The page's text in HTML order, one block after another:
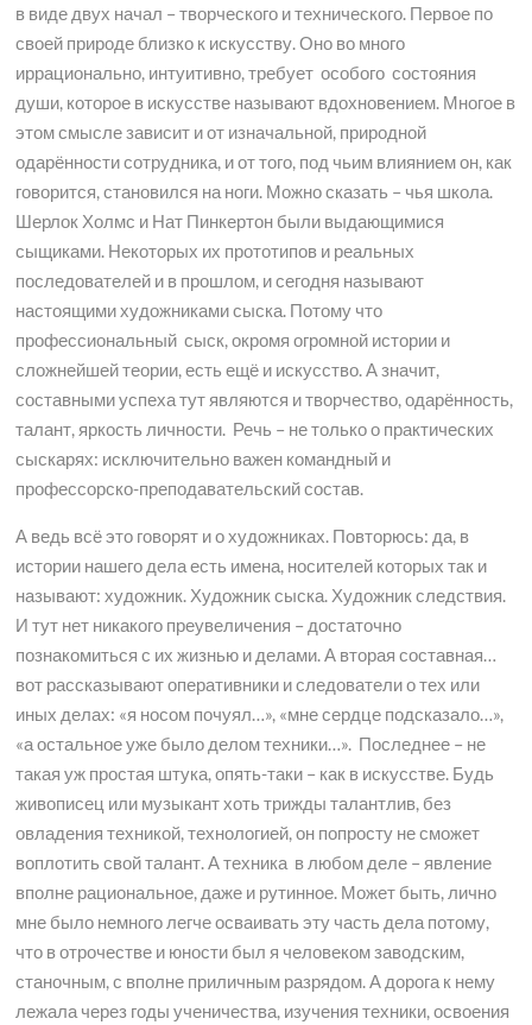
в виде двух начал – творческого и технического. Первое по
своей природе близко к искусству. Оно во много
иррационально, интуитивно, требует особого состояния
души, которое в искусстве называют вдохновением. Многое в
этом смысле зависит и от изначальной, природной
одарённости сотрудника, и от того, под чьим влиянием он, как
говорится, становился на ноги. Можно сказать – чья школа.
Шерлок Холмс и Нат Пинкертон были выдающимися
сыщиками. Некоторых их прототипов и реальных
последователей и в прошлом, и сегодня называют
настоящими художниками сыска. Потому что
профессиональный сыск, окромя огромной истории и
сложнейшей теории, есть ещё и искусство. А значит,
составными успеха тут являются и творчество, одарённость,
талант, яркость личности. Речь – не только о практических
сыскарях: исключительно важен командный и
профессорско-преподавательский состав.
А ведь всё это говорят и о художниках. Повторюсь: да, в
истории нашего дела есть имена, носителей которых так и
называют: художник. Художник сыска. Художник следствия.
И тут нет никакого преувеличения – достаточно
познакомиться с их жизнью и делами. А вторая составная…
вот рассказывают оперативники и следователи о тех или
иных делах: «я носом почуял…», «мне сердце подсказало…»,
«а остальное уже было делом техники…». Последнее – не
такая уж простая штука, опять-таки – как в искусстве. Будь
живописец или музыкант хоть трижды талантлив, без
овладения техникой, технологией, он попросту не сможет
воплотить свой талант. А техника в любом деле – явление
вполне рациональное, даже и рутинное. Может быть, лично
мне было немного легче осваивать эту часть дела потому,
что в отрочестве и юности был я человеком заводским,
станочным, с вполне приличным разрядом. А дорога к нему
лежала через годы ученичества, изучения техники, освоения